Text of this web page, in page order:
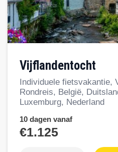
Vijflandentocht
Individuele fietsvakantie,
Rondreis, België,
Luxemburg, Nederland
10 dagen vanaf
€1.125